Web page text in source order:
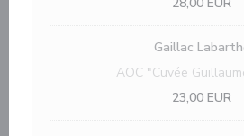
Gaillac
AOC "Cuvée
23,00 EUR